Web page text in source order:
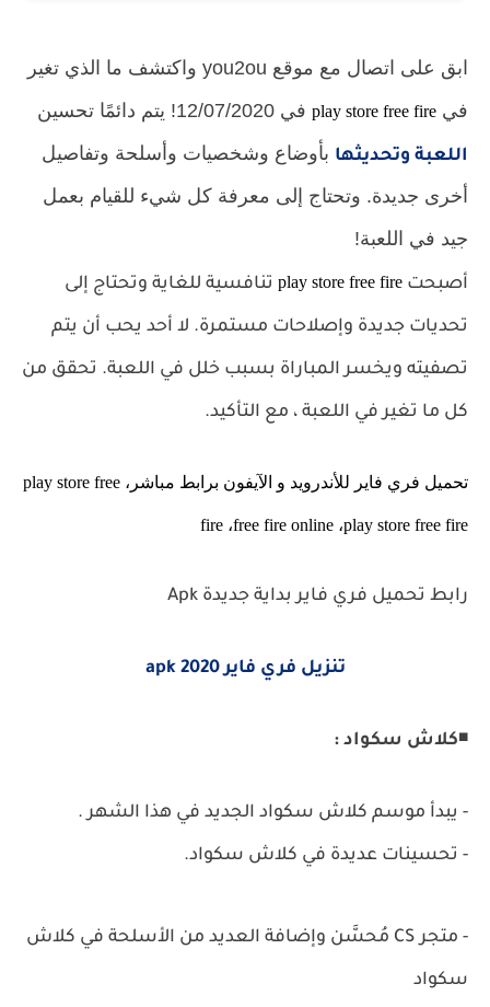
ابق على اتصال مع موقع you2ou واكتشف ما الذي تغير
في play store free fire في 12/07/2020! يتم دائمًا تحسين
اللعبة وتحديثها بأوضاع وشخصيات وأسلحة وتفاصيل
أخرى جديدة. وتحتاج إلى معرفة كل شيء للقيام بعمل
جيد في اللعبة!
أصبحت play store free fire تنافسية للغاية وتحتاج إلى
تحديات جديدة وإصلاحات مستمرة. لا أحد يحب أن يتم
تصفيته ويخسر المباراة بسبب خلل في اللعبة. تحقق من
كل ما تغير في اللعبة ، مع التأكيد.
تحميل فري فاير للأندرويد و الآيفون برابط مباشر، play store free
fire ،free fire online ،play store free fire
رابط تحميل فري فاير بداية جديدة Apk
تنزيل فري فاير 2020 apk
◾كلاش سكواد :
- يبدأ موسم كلاش سكواد الجديد في هذا الشهر .
- تحسينات عديدة في كلاش سكواد.
- متجر CS مُحسَّن وإضافة العديد من الأسلحة في كلاش
سكواد